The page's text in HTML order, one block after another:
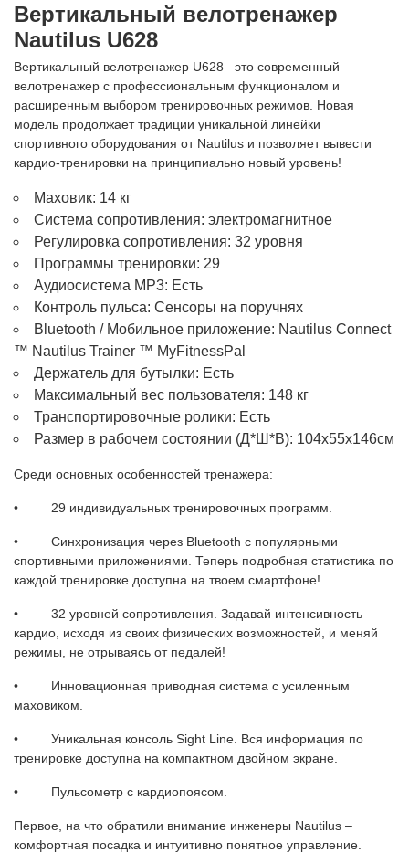
Вертикальный велотренажер
Nautilus U628
Вертикальный велотренажер U628– это современный
велотренажер с профессиональным функционалом и
расширенным выбором тренировочных режимов. Новая
модель продолжает традиции уникальной линейки
спортивного оборудования от Nautilus и позволяет вывести
кардио-тренировки на принципиально новый уровень!
Маховик: 14 кг
Система сопротивления: электромагнитное
Регулировка сопротивления: 32 уровня
Программы тренировки: 29
Аудиосистема MP3: Есть
Контроль пульса: Сенсоры на поручнях
Bluetooth / Мобильное приложение: Nautilus Connect
™ Nautilus Trainer ™ MyFitnessPal
Держатель для бутылки: Есть
Максимальный вес пользователя: 148 кг
Транспортировочные ролики: Есть
Размер в рабочем состоянии (Д*Ш*В): 104х55х146см
Среди основных особенностей тренажера:
• 29 индивидуальных тренировочных программ.
• Синхронизация через Bluetooth с популярными
спортивными приложениями. Теперь подробная статистика по
каждой тренировке доступна на твоем смартфоне!
• 32 уровней сопротивления. Задавай интенсивность
кардио, исходя из своих физических возможностей, и меняй
режимы, не отрываясь от педалей!
• Инновационная приводная система с усиленным
маховиком.
• Уникальная консоль Sight Line. Вся информация по
тренировке доступна на компактном двойном экране.
• Пульсометр с кардиопоясом.
Первое, на что обратили внимание инженеры Nautilus –
комфортная посадка и интуитивно понятное управление.